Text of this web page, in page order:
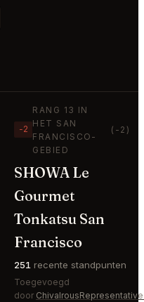
−2
RANG 13 IN
HET SAN
FRANCISCO-
GEBIED
(-2)
SHOWA Le
Gourmet
Tonkatsu San
Francisco
251 recente standpunten
Toegevoegd
door